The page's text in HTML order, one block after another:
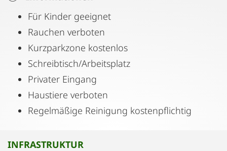
Für Kinder geeignet
Rauchen verboten
Kurzparkzone kostenlos
Schreibtisch/Arbeitsplatz
Privater Eingang
Haustiere verboten
Regelmäßige Reinigung kostenpflichtig
INFRASTRUKTUR